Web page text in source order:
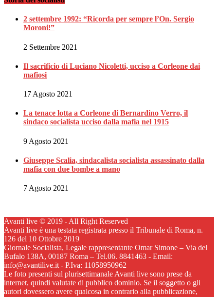
2 settembre 1992: “Ricorda per sempre l’On. Sergio
Moroni!”
2 Settembre 2021
Il sacrificio di Luciano Nicoletti, ucciso a Corleone dai
mafiosi
17 Agosto 2021
La tenace lotta a Corleone di Bernardino Verro, il
sindaco socialista ucciso dalla mafia nel 1915
9 Agosto 2021
Giuseppe Scalia, sindacalista socialista assassinato dalla
mafia con due bombe a mano
7 Agosto 2021
Avanti live © 2019 - All Right Reserved
Avanti live è una testata registrata presso il Tribunale di Roma, n.
126 del 10 Ottobre 2019
Giornale Socialista, Legale rappresentante Omar Simone – Via del
Bufalo 138A, 00187 Roma – Tel.06. 8841463 - Email:
info@avantilive.it - P.Iva: 11058950962
Le foto presenti sul plurisettimanale Avanti live sono prese da
internet, quindi valutate di pubblico dominio. Se il soggetto o gli
autori dovessero avere qualcosa in contrario alla pubblicazione,